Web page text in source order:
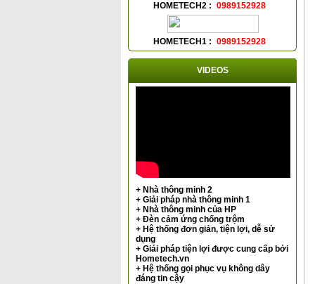
HOMETECH2 : 0989152928
HOMETECH1 : 0989152928
VIDEOS
+ Nhà thông minh 2
+ Giải pháp nhà thông minh 1
+ Nhà thông minh của HP
+ Đèn cảm ứng chống trộm
+ Hệ thống đơn giản, tiện lợi, dễ sử
dụng
+ Giải pháp tiện lợi được cung cấp bởi
Hometech.vn
+ Hệ thống gọi phục vụ không dây
đáng tin cậy